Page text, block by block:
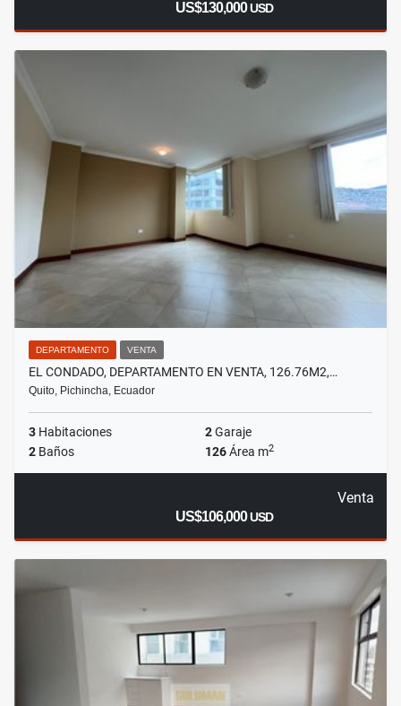
US$130,000USD
DEPARTAMENTO VENTA
EL CONDADO, DEPARTAMENTO EN VENTA, 126.76M2,…
Quito, Pichincha, Ecuador
3 Habitaciones 2Garaje
2 Baños 126Área m2
Venta
US$106,000USD